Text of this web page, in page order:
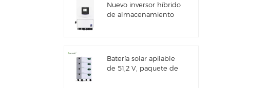
gabinete para baterías
de litio de 60 kWh,
Nuevo inversor híbrido
de almacenamiento
Batería solar apilable
de 51,2 V, paquete de